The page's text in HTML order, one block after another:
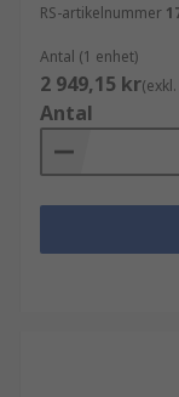
RS-artikelnummer
Antal (1 enhet)
2 949,15 kr
Antal